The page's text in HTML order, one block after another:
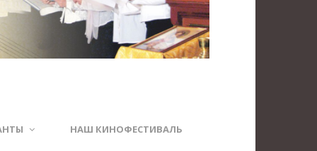
НАШ КИНОФЕСТИВАЛЬ